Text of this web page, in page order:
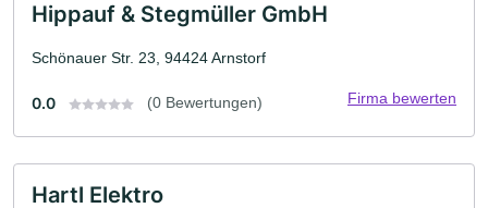
Hippauf & Stegmüller GmbH
Schönauer Str. 23, 94424 Arnstorf
0.0 (0 Bewertungen) Firma bewerten
Hartl Elektro